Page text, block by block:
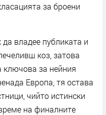
за броени
владее публиката и
коз, затова
ключова за нейния
Европа, тя остава
чийто истински
на финалните